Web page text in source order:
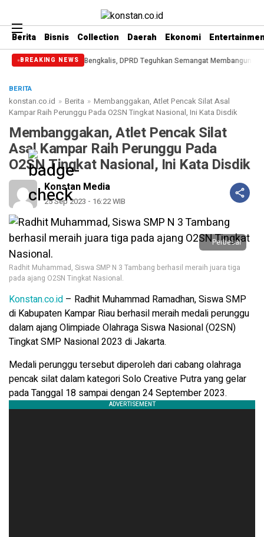
Berita Bisnis Collection Daerah Ekonomi
BREAKING NEWS
514 Bengkalis, DPRD Teguhkan Semangat Membangun Negeri Junjungan
BERITA
konstan.co.id » Berita » Membanggakan, Atlet Pencak Silat Asal
Kampar Raih Perunggu Pada O2SN Tingkat Nasional, Ini Kata Disdik
Membanggakan, Atlet Pencak Silat
Asal Kampar Raih Perunggu Pada
O2SN Tingkat Nasional, Ini Kata Disdik
Konstan Media
25 Sep 2023 - 16:22 WIB
Perbesar
Radhit Muhammad, Siswa SMP N 3 Tambang berhasil meraih juara tiga
pada ajang O2SN Tingkat Nasional.
Konstan.co.id – Radhit Muhammad Ramadhan, Siswa SMP
di Kabupaten Kampar Riau berhasil meraih medali perunggu
dalam ajang Olimpiade Olahraga Siswa Nasional (O2SN)
Tingkat SMP Nasional 2023 di Jakarta.
Medali perunggu tersebut diperoleh dari cabang olahraga
pencak silat dalam kategori Solo Creative Putra yang gelar
pada Tanggal 18 sampai dengan 24 September 2023.